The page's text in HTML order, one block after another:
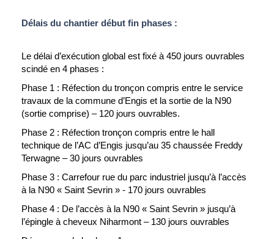
Délais du chantier début fin phases :
Le délai d’exécution global est fixé à 450 jours ouvrables
scindé en 4 phases :
Phase 1 : Réfection du tronçon compris entre le service
travaux de la commune d’Engis et la sortie de la N90
(sortie comprise) – 120 jours ouvrables.
Phase 2 : Réfection tronçon compris entre le hall
technique de l’AC d’Engis jusqu’au 35 chaussée Freddy
Terwagne – 30 jours ouvrables
Phase 3 : Carrefour rue du parc industriel jusqu’à l’accès
à la N90 « Saint Sevrin » - 170 jours ouvrables
Phase 4 : De l’accès à la N90 « Saint Sevrin » jusqu’à
l’épingle à cheveux Niharmont – 130 jours ouvrables